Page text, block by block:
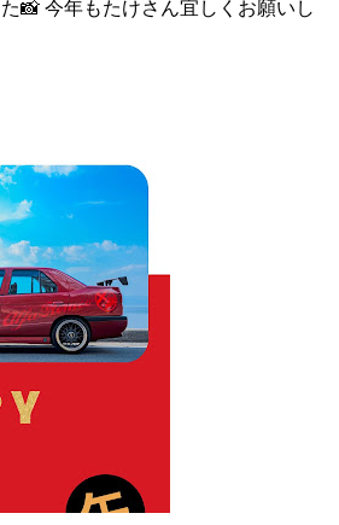
📸 今年もたけさん宜しくお願いし